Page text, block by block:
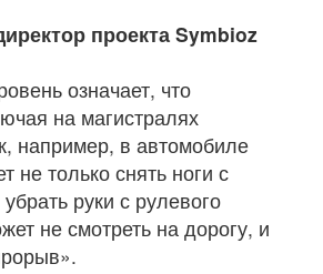
проекта Symbioz
означает, что
на магистралях
например, в автомобиле
не только снять ноги с
руки с рулевого
не смотреть на дорогу, и